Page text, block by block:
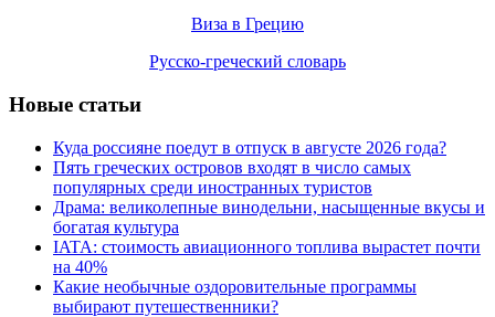
Виза в Грецию
Русско-греческий словарь
Новые статьи
Куда россияне поедут в отпуск в августе 2026 года?
Пять греческих островов входят в число самых
популярных среди иностранных туристов
Драма: великолепные винодельни, насыщенные вкусы и
богатая культура
IATA: стоимость авиационного топлива вырастет почти
на 40%
Какие необычные оздоровительные программы
выбирают путешественники?